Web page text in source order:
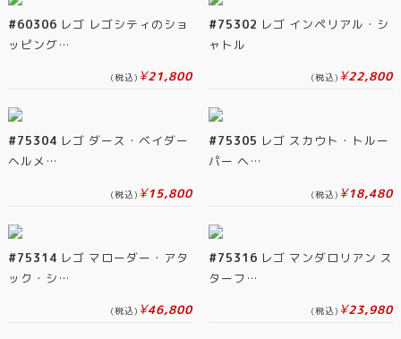
#60306 レゴ レゴシティのショ
ッピング…
(税込) ¥21,800
#75302 レゴ インペリアル・シ
ャトル
(税込) ¥22,800
#75304 レゴ ダース・ベイダー
ヘルメ…
(税込) ¥15,800
#75305 レゴ スカウト・トルー
パー ヘ…
(税込) ¥18,480
#75314 レゴ マローダー・アタ
ック・シ…
(税込) ¥46,800
#75316 レゴ マンダロリアン ス
ターフ…
(税込) ¥23,980